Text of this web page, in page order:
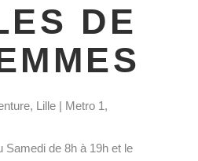
DE
Lille | Metro 1,
Samedi de 8h à 19h et le